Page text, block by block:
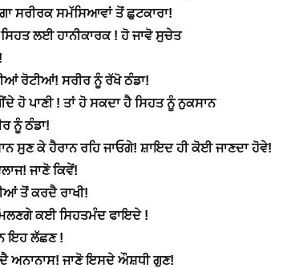
ਸਰੀਰਕ ਸਮੱਸਿਆਵਾਂ ਤੋਂ ਛੁਟਕਾਰਾ!
ਲਈ ਹਾਨੀਕਾਰਕ ! ਹੋ ਜਾਵੋ ਸੁਚੇਤ
ਰੋਟੀਆਂ! ਸਰੀਰ ਨੂੰ ਰੱਖੋ ਠੰਡਾ!
ਹੋ ਪਾਣੀ ! ਤਾਂ ਹੋ ਸਕਦਾ ਹੈ ਸਿਹਤ ਨੂੰ ਨੁਕਸਾਨ
ਨੂੰ ਠੰਡਾ!
ਸੁਣ ਕੇ ਹੈਰਾਨ ਰਹਿ ਜਾਓਗੇ! ਸ਼ਾਇਦ ਹੀ ਕੋਈ ਜਾਣਦਾ ਹੋਵੇ!
ਜਾਣੋ ਕਿਵੇਂ!
ਤੋਂ ਕਰਦੈ ਰਾਖੀ!
ਕਈ ਸਿਹਤਮੰਦ ਫਾਇਦੇ !
ਇਹ ਲੱਛਣ !
ਅਨਾਨਾਸ! ਜਾਣੋ ਇਸਦੇ ਔਸ਼ਧੀ ਗੁਣ!